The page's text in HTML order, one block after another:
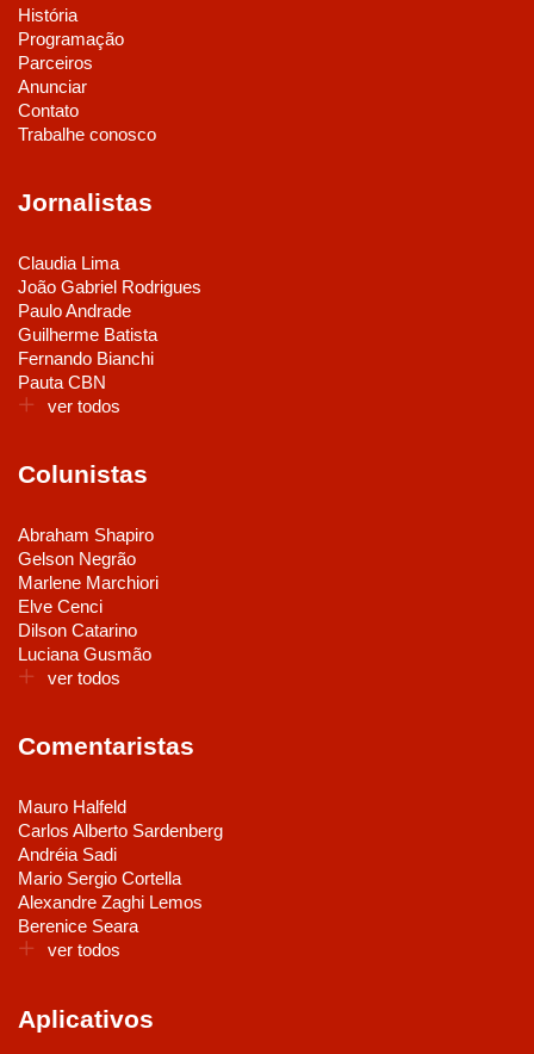
História
Programação
Parceiros
Anunciar
Contato
Trabalhe conosco
Jornalistas
Claudia Lima
João Gabriel Rodrigues
Paulo Andrade
Guilherme Batista
Fernando Bianchi
Pauta CBN
ver todos
Colunistas
Abraham Shapiro
Gelson Negrão
Marlene Marchiori
Elve Cenci
Dilson Catarino
Luciana Gusmão
ver todos
Comentaristas
Mauro Halfeld
Carlos Alberto Sardenberg
Andréia Sadi
Mario Sergio Cortella
Alexandre Zaghi Lemos
Berenice Seara
ver todos
Aplicativos